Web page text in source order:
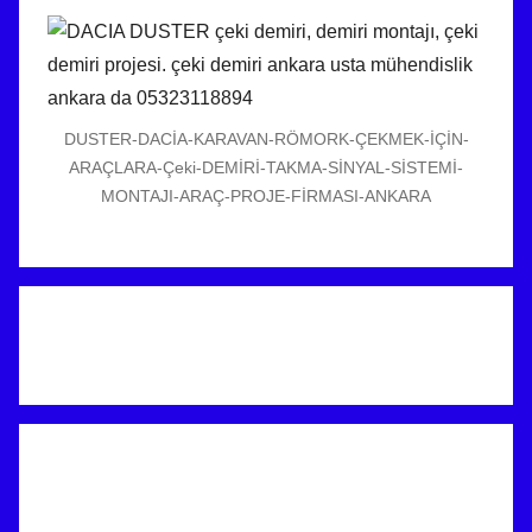
DUSTER-DACİA-KARAVAN-RÖMORK-ÇEKMEK-İÇİN-
ARAÇLARA-Çeki-DEMİRİ-TAKMA-SİNYAL-SİSTEMİ-
MONTAJI-ARAÇ-PROJE-FİRMASI-ANKARA